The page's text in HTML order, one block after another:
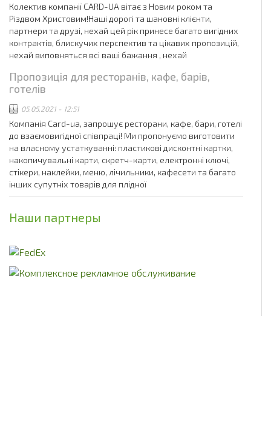
Колектив компанії CARD-UA вітає з Новим роком та
Різдвом Христовим!Наші дорогі та шановні клієнти,
партнери та друзі, нехай цей рік принесе багато вигідних
контрактів, блискучих перспектив та цікавих пропозицій,
нехай виповняться всі ваші бажання , нехай
Пропозиція для ресторанів, кафе, барів,
готелів
05.05.2021 - 12:51
Компанія Card-ua, запрошує ресторани, кафе, бари, готелі
до взаємовигідної співпраці! Ми пропонуємо виготовити
на власному устаткуванні: пластикові дисконтні картки,
накопичувальні карти, скретч-карти, електронні ключі,
стікери, наклейки, меню, лічильники, кафесети та багато
інших супутніх товарів для плідної
Наши партнеры